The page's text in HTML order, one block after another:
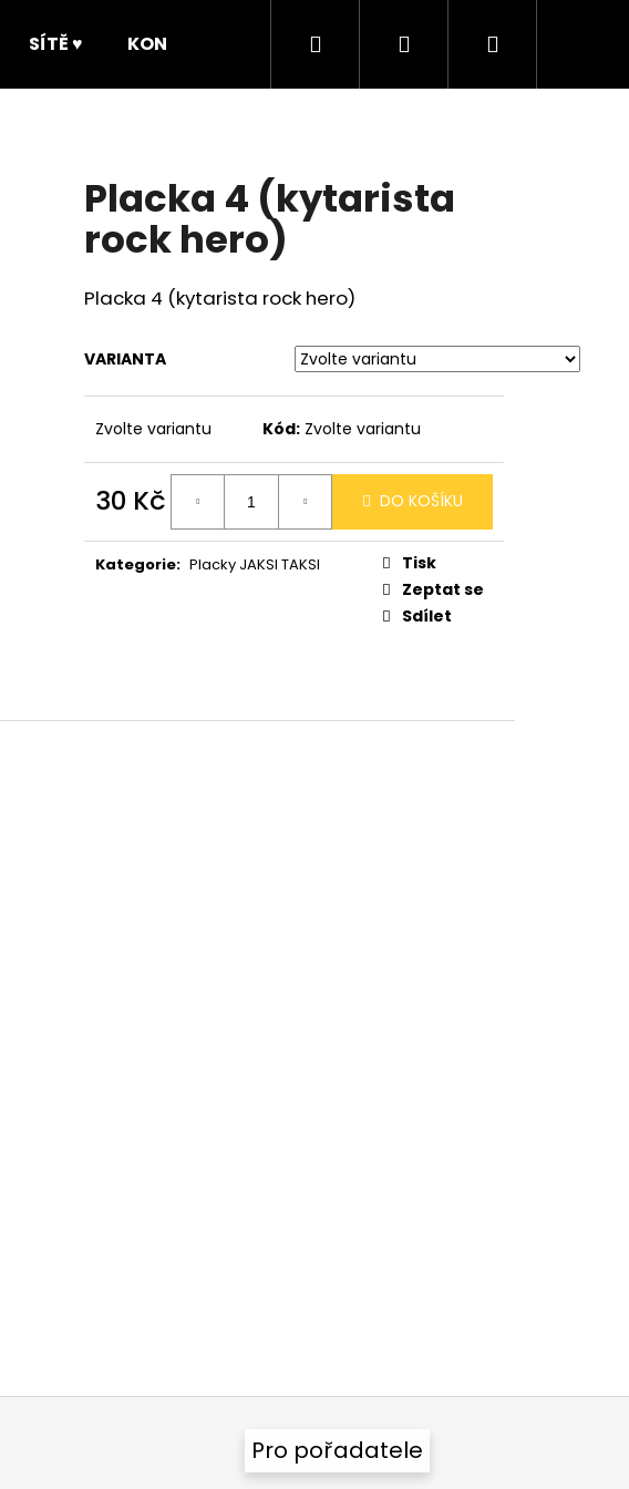
SÍTĚ ♥ KONTAKTY Hledat PřihlášeníNákupní
Placka 4 (kytarista
rock hero)
Placka 4 (kytarista rock hero)
VARIANTA
Zvolte variantu Kód: Zvolte variantu
30 Kč
cena:
DO KOŠÍKU
Kategorie: Placky JAKSI TAKSI
Tisk
Zeptat se
Sdílet
Následující
CD VŠECHNO DOBRÝ
Pro pořadatele